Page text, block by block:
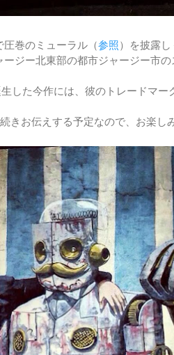
巻のミューラル（参照）を披露し
ジー北東部の都市ジャージー市
した今作には、彼のトレードマ
きお伝えする予定なので、お楽し